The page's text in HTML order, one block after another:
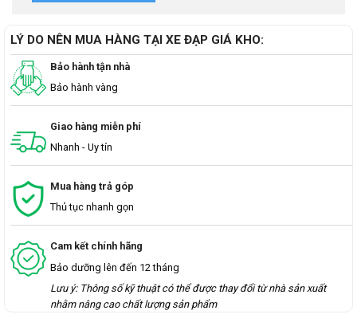
LÝ DO NÊN MUA HÀNG TẠI XE ĐẠP GIÁ KHO:
Bảo hành tận nhà
Bảo hành vàng
Giao hàng miễn phí
Nhanh - Uy tín
Mua hàng trả góp
Thủ tục nhanh gọn
Cam kết chính hãng
Bảo dưỡng lên đến 12 tháng
Lưu ý: Thông số kỹ thuật có thể được thay đổi từ nhà sản xuất
nhằm nâng cao chất lượng sản phẩm